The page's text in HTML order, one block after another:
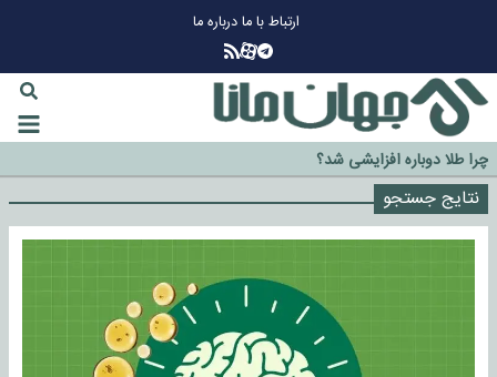
ارتباط با مادرباره ما
چرا طلا دوباره افزایشی شد؟
گزینه جدایی اوسمار روی میز مدیران پرسپولیس
آیا رئیس جمهور آمریکا قانون را دور می‌زند؟
اخراج رسمی چهره نامدار از پرسپولیس
سازمان اطلاعات سپاه: پروژه دولت ترامپ برای مهار چین، روسیه و اروپا شکست
نتایج جستجو